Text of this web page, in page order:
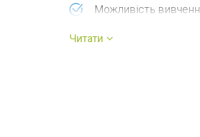
Можливість
Читати